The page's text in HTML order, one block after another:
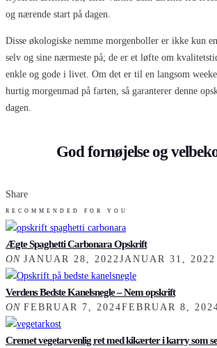
og nærende start på dagen.
Disse økologiske nemme morgenboller er ikke kun
selv og sine nærmeste på; de er et løfte om
enkle og gode i livet. Om det er til en langsom
hurtig morgenmad på farten, så garanterer denne
dagen.
God fornøjelse og
Share
RECOMMENDED FOR YOU
Ægte Spaghetti Carbonara Opskrift
ON JANUAR 28, 2022JANUAR 31, 2022
Verdens Bedste Kanelsnegle – Nem opskrift
ON FEBRUAR 7, 2024FEBRUAR 8,
Cremet vegetarvenlig ret med kikærter i karry som